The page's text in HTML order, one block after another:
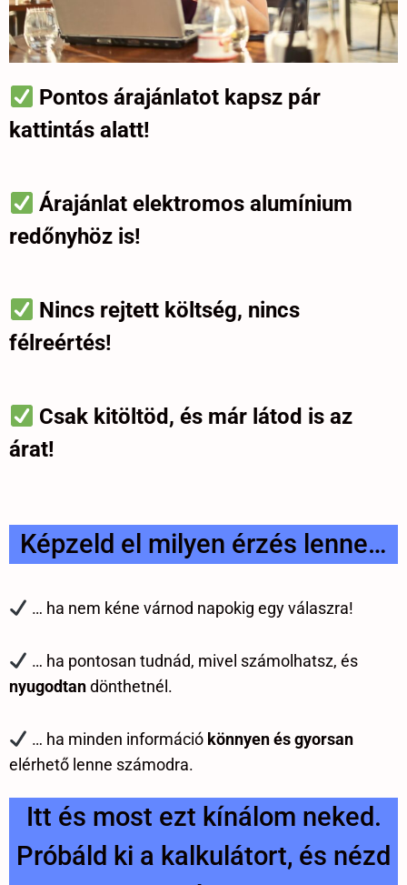
Pontos árajánlatot kapsz pár
kattintás alatt!
Árajánlat elektromos alumínium
redőnyhöz is!
Nincs rejtett költség, nincs
félreértés!
Csak kitöltöd, és már látod is az
árat!
Képzeld el milyen érzés lenne…
… ha nem kéne várnod napokig egy válaszra!
… ha pontosan tudnád, mivel számolhatsz, és
nyugodtandönthetnél.
… ha minden információ könnyen és gyorsan
elérhető lenne számodra.
Itt és most ezt kínálom neked.
Próbáld ki a kalkulátort, és nézd